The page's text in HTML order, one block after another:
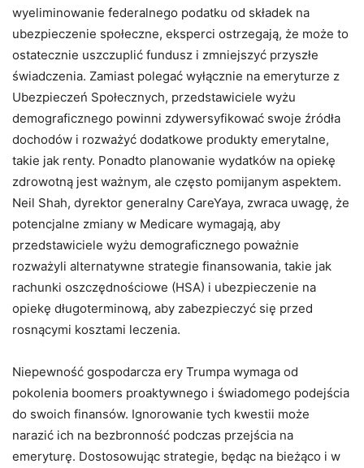
wyeliminowanie federalnego podatku od składek na
ubezpieczenie społeczne, eksperci ostrzegają, że może to
ostatecznie uszczuplić fundusz i zmniejszyć przyszłe
świadczenia. Zamiast polegać wyłącznie na emeryturze z
Ubezpieczeń Społecznych, przedstawiciele wyżu
demograficznego powinni zdywersyfikować swoje źródła
dochodów i rozważyć dodatkowe produkty emerytalne,
takie jak renty. Ponadto planowanie wydatków na opiekę
zdrowotną jest ważnym, ale często pomijanym aspektem.
Neil Shah, dyrektor generalny CareYaya, zwraca uwagę, że
potencjalne zmiany w Medicare wymagają, aby
przedstawiciele wyżu demograficznego poważnie
rozważyli alternatywne strategie finansowania, takie jak
rachunki oszczędnościowe (HSA) i ubezpieczenie na
opiekę długoterminową, aby zabezpieczyć się przed
rosnącymi kosztami leczenia.
Niepewność gospodarcza ery Trumpa wymaga od
pokolenia boomers proaktywnego i świadomego podejścia
do swoich finansów. Ignorowanie tych kwestii może
narazić ich na bezbronność podczas przejścia na
emeryturę. Dostosowując strategie, będąc na bieżąco i w